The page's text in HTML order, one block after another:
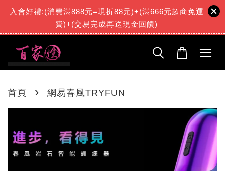
入會好禮:(消費滿888元=現折88元)+(滿666元超商免運
費)+(交易完成再送現金回饋)
首頁 › 網易春風TRYFUN